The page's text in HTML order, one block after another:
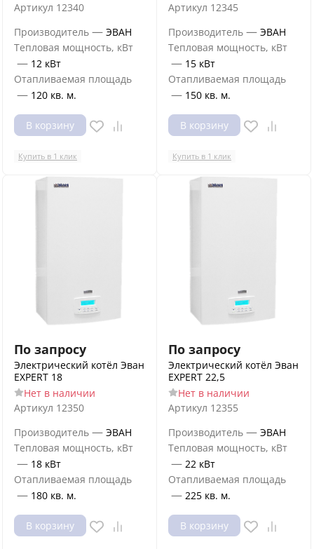
Артикул 12340
Производитель — ЭВАН
Тепловая мощность, кВт
— 12 кВт
Отапливаемая площадь
— 120 кв. м.
В корзину
Купить в 1 клик
Артикул 12345
Производитель — ЭВАН
Тепловая мощность, кВт
— 15 кВт
Отапливаемая площадь
— 150 кв. м.
В корзину
Купить в 1 клик
По запросу
Электрический котёл Эван
EXPERT 18
Нет в наличии
Артикул 12350
Производитель — ЭВАН
Тепловая мощность, кВт
— 18 кВт
Отапливаемая площадь
— 180 кв. м.
В корзину
По запросу
Электрический котёл Эван
EXPERT 22,5
Нет в наличии
Артикул 12355
Производитель — ЭВАН
Тепловая мощность, кВт
— 22 кВт
Отапливаемая площадь
— 225 кв. м.
В корзину